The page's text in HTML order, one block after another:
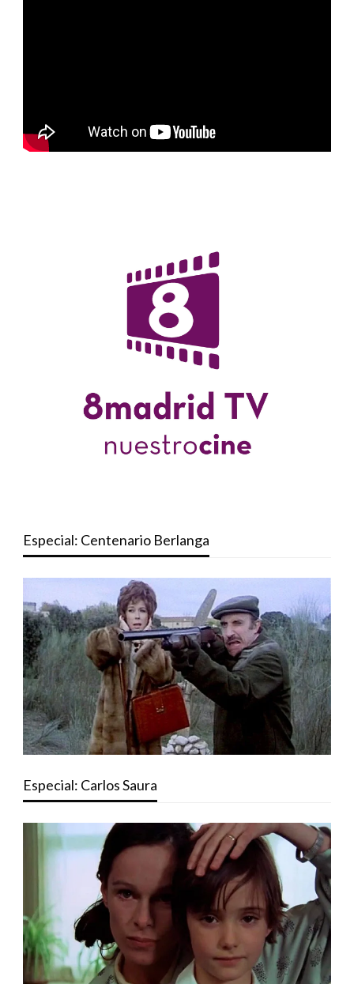
Especial: Centenario Berlanga
Especial: Carlos Saura